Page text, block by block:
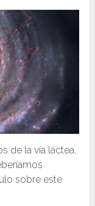
de la vía láctea,
sobre este